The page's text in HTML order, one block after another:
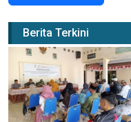
Berita Terkini